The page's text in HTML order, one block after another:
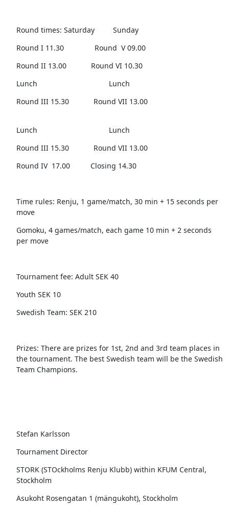
Round times: Saturday Sunday
Round I 11.30 Round V 09.00
Round II 13.00 Round VI 10.30
Lunch Lunch
Round III 15.30 Round VII 13.00
Lunch Lunch
Round III 15.30 Round VII 13.00
Round IV 17.00 Closing 14.30
Time rules: Renju, 1 game/match, 30 min + 15 seconds per
move
Gomoku, 4 games/match, each game 10 min + 2 seconds
per move
Tournament fee: Adult SEK 40
Youth SEK 10
Swedish Team: SEK 210
Prizes: There are prizes for 1st, 2nd and 3rd team places in
the tournament. The best Swedish team will be the Swedish
Team Champions.
Stefan Karlsson
Tournament Director
STORK (STOckholms Renju Klubb) within KFUM Central,
Stockholm
Asukoht Rosengatan 1 (mängukoht), Stockholm